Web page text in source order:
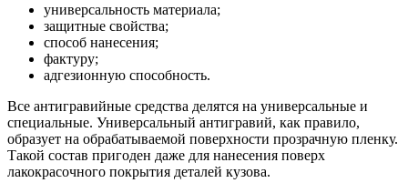
универсальность материала;
защитные свойства;
способ нанесения;
фактуру;
адгезионную способность.
Все антигравийные средства делятся на универсальные и
специальные. Универсальный антигравий, как правило,
образует на обрабатываемой поверхности прозрачную пленку.
Такой состав пригоден даже для нанесения поверх
лакокрасочного покрытия деталей кузова.